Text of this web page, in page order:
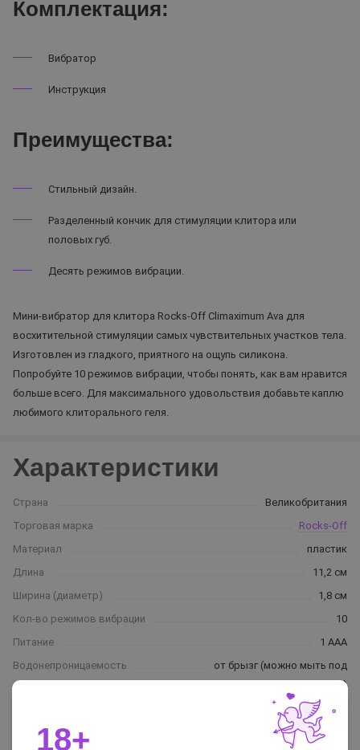
Комплектация:
Вибратор
Инструкция
Преимущества:
Стильный дизайн.
Разделенный кончик для стимуляции клитора или
половых губ.
Десять режимов вибрации.
Мини-вибратор для клитора Rocks-Off Climaximum Ava для
восхитительной стимуляции самых чувствительных участков тела.
Изготовлен из гладкого, приятного на ощупь силикона.
Попробуйте 10 режимов вибрации, чтобы понять, как вам нравится
больше всего. Для максимального удовольствия добавьте каплю
любимого клиторального геля.
Характеристики
Страна
Великобритания
Торговая марка
Rocks-Off
Материал
пластик
Длина
11,2 см
Ширина (диаметр)
1,8 см
Кол-во режимов вибрации
10
Питание
1 ААА
Водонепроницаемость
от брызг (можно мыть под
струей воды)
розовый
18+